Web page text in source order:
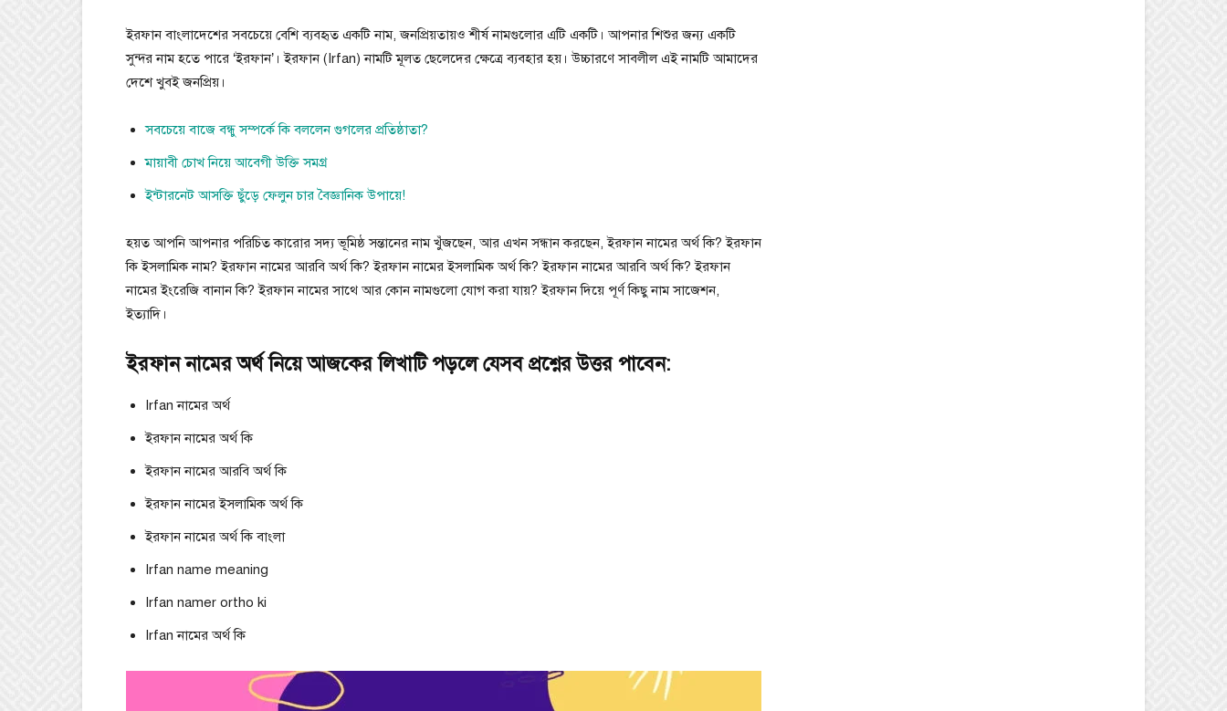
ইরফান বাংলাদেশের সবচেয়ে বেশি ব্যবহৃত একটি নাম, জনপ্রিয়তায়ও শীর্ষ নামগুলোর এটি একটি। আপনার শিশুর জন্য একটি
সুন্দর নাম হতে পারে ‘ইরফান’। ইরফান (Irfan) নামটি মূলত ছেলেদের ক্ষেত্রে ব্যবহার হয়। উচ্চারণে সাবলীল এই নামটি আমাদের
দেশে খুবই জনপ্রিয়।
সবচেয়ে বাজে বন্ধু সম্পর্কে কি বললেন গুগলের প্রতিষ্ঠাতা?
মায়াবী চোখ নিয়ে আবেগী উক্তি সমগ্র
ইন্টারনেট আসক্তি ছুঁড়ে ফেলুন চার বৈজ্ঞানিক উপায়ে!
হয়ত আপনি আপনার পরিচিত কারোর সদ্য ভূমিষ্ঠ সন্তানের নাম খুঁজছেন, আর এখন সন্ধান করছেন, ইরফান নামের অর্থ কি? ইরফান
কি ইসলামিক নাম? ইরফান নামের আরবি অর্থ কি? ইরফান নামের ইসলামিক অর্থ কি? ইরফান নামের আরবি অর্থ কি? ইরফান
নামের ইংরেজি বানান কি? ইরফান নামের সাথে আর কোন নামগুলো যোগ করা যায়? ইরফান দিয়ে পূর্ণ কিছু নাম সাজেশন,
ইত্যাদি।
ইরফান নামের অর্থ নিয়ে আজকের লিখাটি পড়লে যেসব প্রশ্নের উত্তর পাবেন:
Irfan নামের অর্থ
ইরফান নামের অর্থ কি
ইরফান নামের আরবি অর্থ কি
ইরফান নামের ইসলামিক অর্থ কি
ইরফান নামের অর্থ কি বাংলা
Irfan name meaning
Irfan namer ortho ki
Irfan নামের অর্থ কি